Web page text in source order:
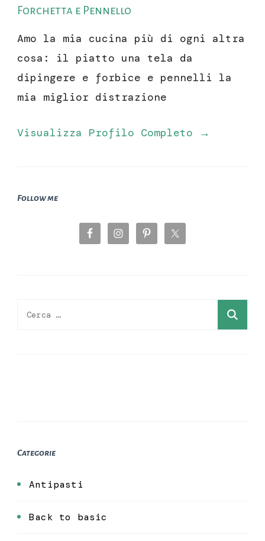
Forchetta e Pennello
Amo la mia cucina più di ogni altra
cosa: il piatto una tela da
dipingere e forbice e pennelli la
mia miglior distrazione
Visualizza Profilo Completo →
Follow me
Ricerca
Categorie
Antipasti
Back to basic